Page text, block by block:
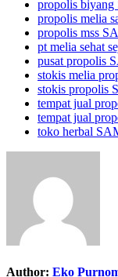
propolis
propolis melia
propolis mss
pt melia sehat
pusat propolis
stokis melia
stokis propolis
tempat jual
tempat jual
toko herbal
Author: Eko